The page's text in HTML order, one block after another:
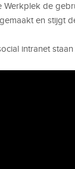
Werkplek de
en stijgt
intranet